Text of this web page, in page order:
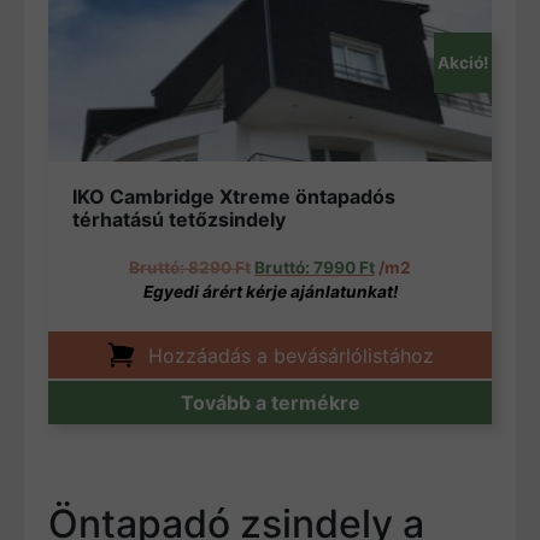
Akció!
IKO Cambridge Xtreme öntapadós
térhatású tetőzsindely
8290Ft Original price was: 8290 Ft.
7990 FtCurrent price is:
/m2
Hozzáadás a bevásárlólistához
Tovább a termékre
Öntapadó zsindely a